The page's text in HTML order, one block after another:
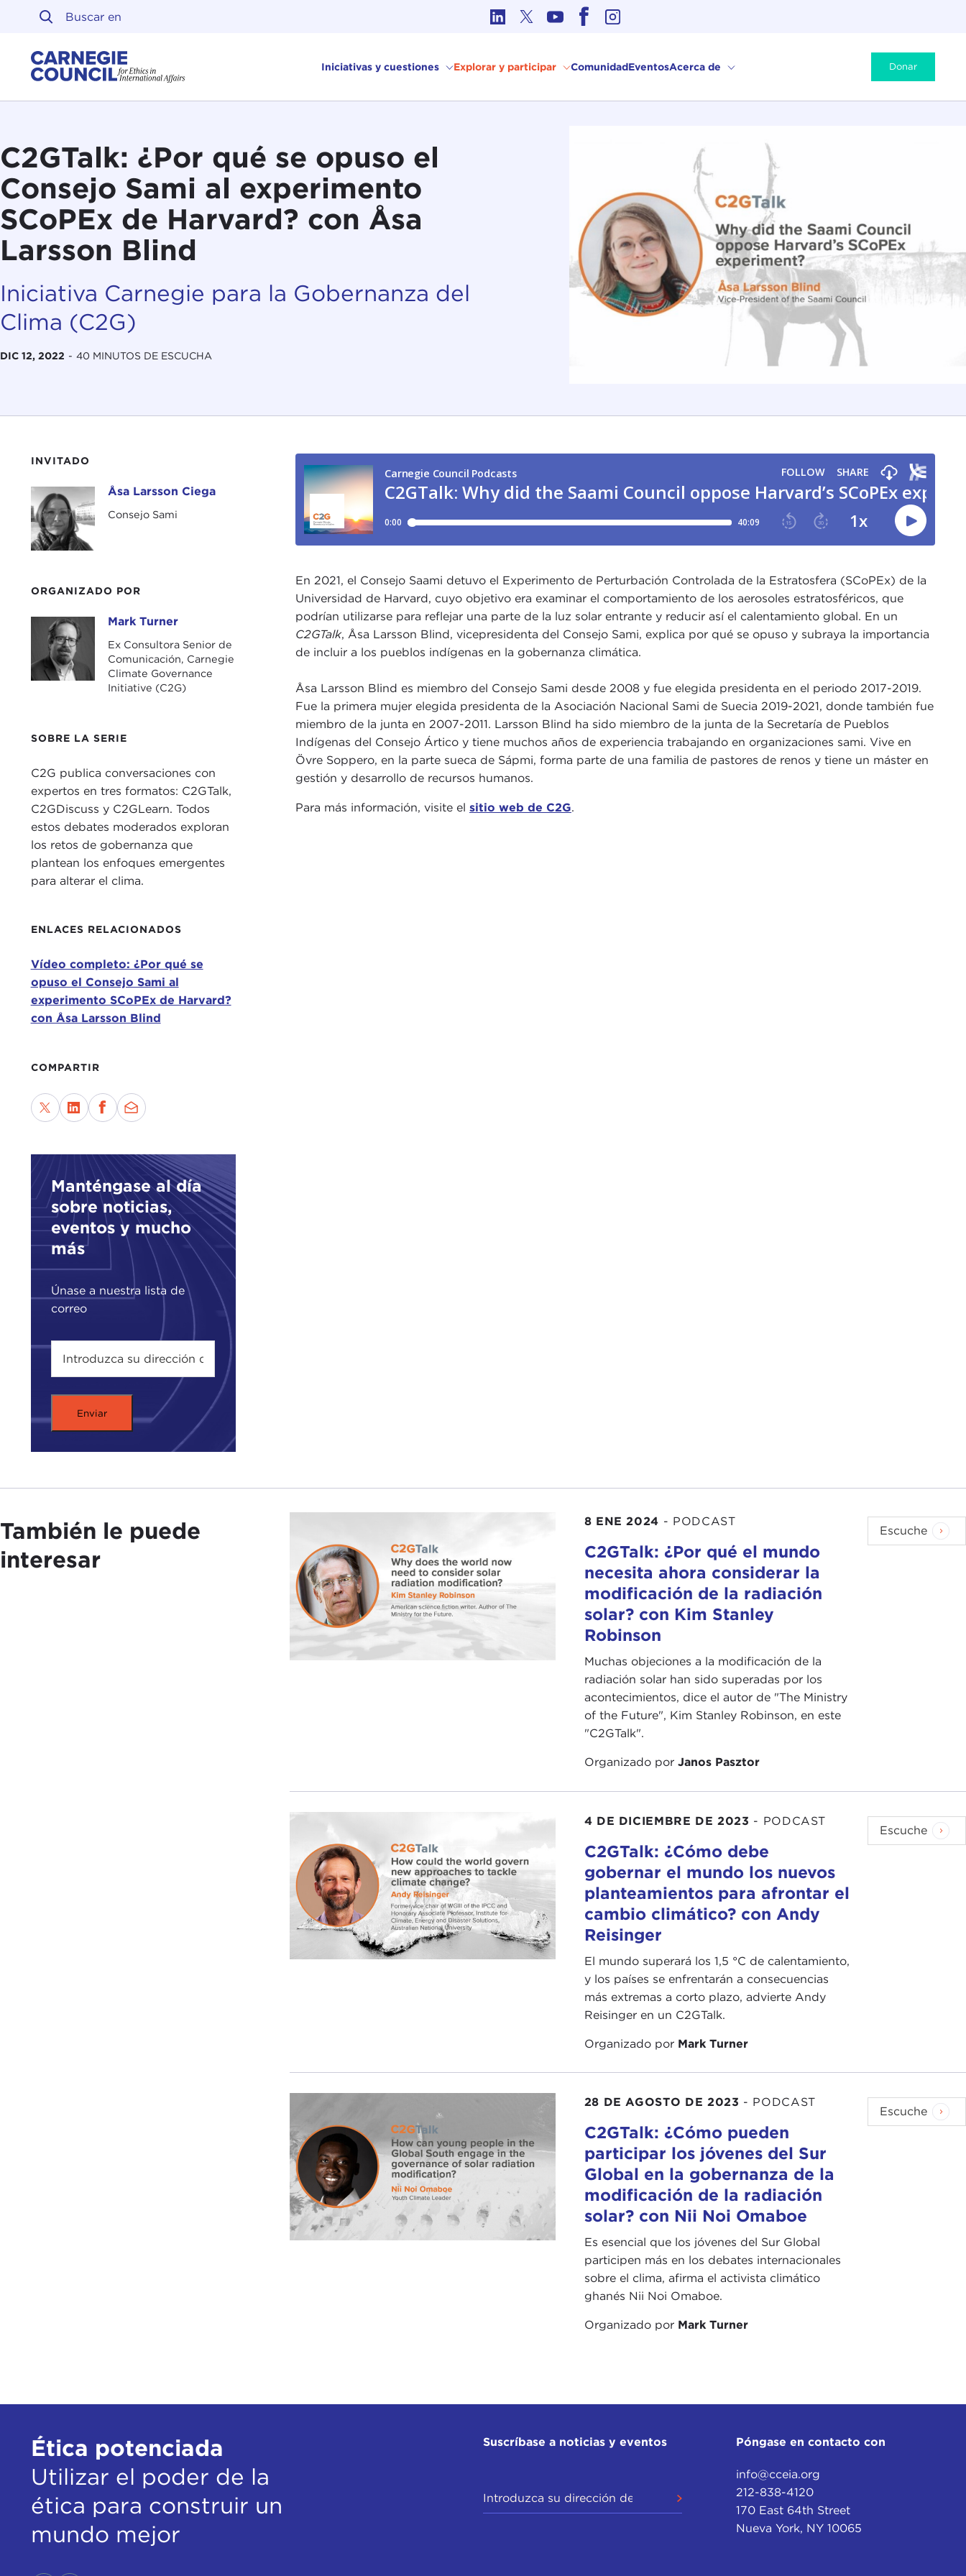
Ir al contenido
Iniciativas y cuestiones Explorar y participar ComunidadEventosAcerca de Donar
C2GTalk: ¿Por qué se opuso el
Consejo Sami al experimento
SCoPEx de Harvard? con Åsa
Larsson Blind
Iniciativa Carnegie para la Gobernanza del
Clima (C2G)
DIC 12, 2022 - 40 MINUTOS DE ESCUCHA
INVITADO
Åsa Larsson CiegaÅsa Larsson Ciega
Consejo Sami
ORGANIZADO POR
Mark Turner Mark Turner
Ex Consultora Senior de
Comunicación, Carnegie
Climate Governance
Initiative (C2G)
SOBRE LA SERIE
C2G publica conversaciones con
expertos en tres formatos: C2GTalk,
C2GDiscuss y C2GLearn. Todos
estos debates moderados exploran
los retos de gobernanza que
plantean los enfoques emergentes
para alterar el clima.
ENLACES RELACIONADOS
Vídeo completo: ¿Por qué se
opuso el Consejo Sami al
experimento SCoPEx de Harvard?
con Åsa Larsson Blind
COMPARTIR
Manténgase al día
sobre noticias,
eventos y mucho
más
Únase a nuestra lista de
correo
En 2021, el Consejo Saami detuvo el Experimento de Perturbación Controlada de la Estratosfera (SCoPEx) de la
Universidad de Harvard, cuyo objetivo era examinar el comportamiento de los aerosoles estratosféricos, que
podrían utilizarse para reflejar una parte de la luz solar entrante y reducir así el calentamiento global. En un
C2GTalk, Åsa Larsson Blind, vicepresidenta del Consejo Sami, explica por qué se opuso y subraya la importancia
de incluir a los pueblos indígenas en la gobernanza climática.
Åsa Larsson Blind es miembro del Consejo Sami desde 2008 y fue elegida presidenta en el periodo 2017-2019.
Fue la primera mujer elegida presidenta de la Asociación Nacional Sami de Suecia 2019-2021, donde también fue
miembro de la junta en 2007-2011. Larsson Blind ha sido miembro de la junta de la Secretaría de Pueblos
Indígenas del Consejo Ártico y tiene muchos años de experiencia trabajando en organizaciones sami. Vive en
Övre Soppero, en la parte sueca de Sápmi, forma parte de una familia de pastores de renos y tiene un máster en
gestión y desarrollo de recursos humanos.
Para más información, visite el sitio web de C2G.
También le puede
interesar
8 ENE 2024 - PODCAST
C2GTalk: ¿Por qué el mundo
necesita ahora considerar la
modificación de la radiación
solar? con Kim Stanley
Robinson
Muchas objeciones a la modificación de la
radiación solar han sido superadas por los
acontecimientos, dice el autor de "The Ministry
of the Future", Kim Stanley Robinson, en este
"C2GTalk".
Organizado por Janos Pasztor
Escuche
4 DE DICIEMBRE DE 2023 - PODCAST
C2GTalk: ¿Cómo debe
gobernar el mundo los nuevos
planteamientos para afrontar el
cambio climático? con Andy
Reisinger
El mundo superará los 1,5 °C de calentamiento,
y los países se enfrentarán a consecuencias
más extremas a corto plazo, advierte Andy
Reisinger en un C2GTalk.
Organizado por Mark Turner
Escuche
28 DE AGOSTO DE 2023 - PODCAST
C2GTalk: ¿Cómo pueden
participar los jóvenes del Sur
Global en la gobernanza de la
modificación de la radiación
solar? con Nii Noi Omaboe
Es esencial que los jóvenes del Sur Global
participen más en los debates internacionales
sobre el clima, afirma el activista climático
ghanés Nii Noi Omaboe.
Organizado por Mark Turner
Escuche
Ética potenciada
Utilizar el poder de la
ética para construir un
mundo mejor
Suscríbase a noticias y eventos Póngase en contacto con
info@cceia.org
212-838-4120
170 East 64th Street
Nueva York, NY 10065